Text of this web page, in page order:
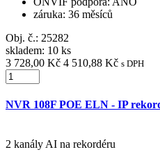
záruka: 36 měsíců
Obj. č.: 25282
skladem: 10 ks
3 728,00 Kč 4 510,88 Kč s DPH
NVR 108F POE ELN - IP
2 kanály AI na rekordéru